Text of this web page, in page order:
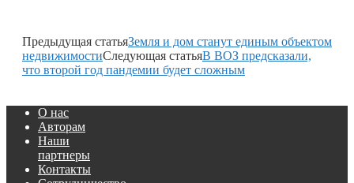
Предыдущая статьяЗемля и дом станут единым объектом
недвижимостиСледующая статьяВ ВОЗ предсказали,
что второй год пандемии будет сложным
О нас
Авторам
Наши
партнеры
Контакты